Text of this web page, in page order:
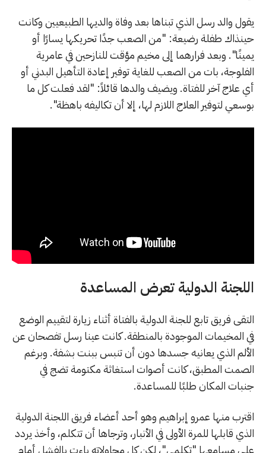
يقول والد رسل الذي تبناها بعد وفاة والديها الطبيعيين وكانت
حينذاك طفلة رضيعة: "من الصعب جدًا تحريكها يسارًا أو
يمينًا". وبعد فرارهما إلى مخيم مؤقت للنازحين في عامرية
الفلوجة، بات من الصعب للغاية توفير إعادة التأهيل البدني أو
أي علاج آخر للفتاة. ويضيف والدها قائلاً: "لقد فعلت كل ما
بوسعي لتوفير العلاج اللازم لها، إلا أن تكاليفه باهظة".
اللجنة الدولية تعرض المساعدة
التقى فريق تابع للجنة الدولية بالفتاة أثناء زيارة لتقييم الوضع
في المخيمات الموجودة بالمنطقة. كانت عينا رسل تفصحان عن
الألم الذي يعانيه جسدها دون أن تنبس ببنت بشفة. وبرغم
الصمت المطبق، كانت أصوات استغاثة مكتومة تضج في
جنبات المكان طلبًا للمساعدة.
اقترب منها عمرو إبراهيم وهو أحد أعضاء فريق اللجنة الدولية
الذي قابلها للمرة الأولى في الأنبار، وترجاها أن تتكلم، وأخذ يردد
على مسامعها "تكلمي"، لكن كل محاولاته باءت بالفشل أمام